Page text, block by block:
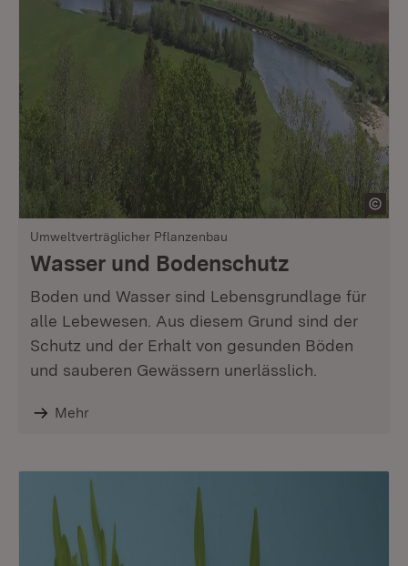
Umweltverträglicher Pflanzenbau
Wasser und Bodenschutz
Boden und Wasser sind Lebensgrundlage für
alle Lebewesen. Aus diesem Grund sind der
Schutz und der Erhalt von gesunden Böden
und sauberen Gewässern unerlässlich.
Mehr